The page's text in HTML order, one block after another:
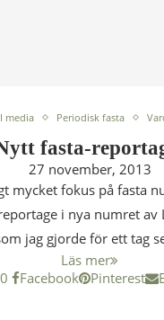
I media Periodisk fasta
fasta-
27 november, 2013
mycket fokus på fasta
i nya numret av
jag gjorde för ett tag
Läs mer
0
Facebook Pinterest